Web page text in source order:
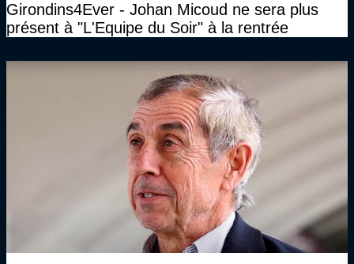
Girondins4Ever - Johan Micoud ne sera plus
présent à "L'Equipe du Soir" à la rentrée